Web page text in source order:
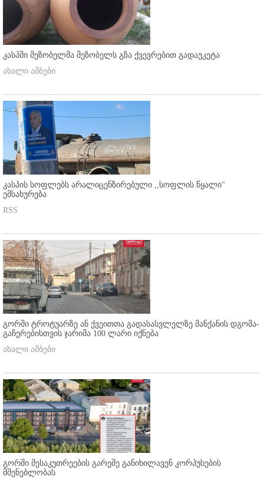
კასპში მეზობელმა მეზობელს გზა ქვევრებით გადაუკეტა
ახალი ამბები
კასპის სოფლებს არალიცენზირებული ,,სოფლის წყალი"
ემსახურება
RSS
გორში ტროტუარზე ან ქვეითთა გადასასვლელზე მანქანის დგომა-
გაჩერებისთვის ჯარიმა 100 ლარი იქნება
ახალი ამბები
გორში მესაკუთრეების გარეშე განიხილავენ კორპუსების
მშენებლობას